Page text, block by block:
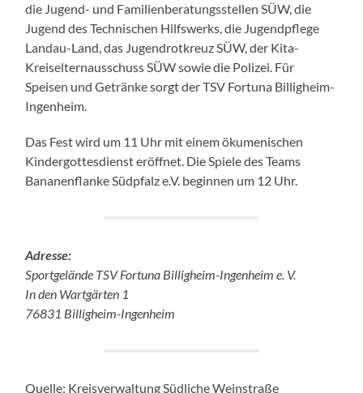
die Jugend- und Familienberatungsstellen SÜW, die
Jugend des Technischen Hilfswerks, die Jugendpflege
Landau-Land, das Jugendrotkreuz SÜW, der Kita-
Kreiselternausschuss SÜW sowie die Polizei. Für
Speisen und Getränke sorgt der TSV Fortuna Billigheim-
Ingenheim.
Das Fest wird um 11 Uhr mit einem ökumenischen
Kindergottesdienst eröffnet. Die Spiele des Teams
Bananenflanke Südpfalz e.V. beginnen um 12 Uhr.
Adresse:
Sportgelände TSV Fortuna Billigheim-Ingenheim e. V.
In den Wartgärten 1
76831 Billigheim-Ingenheim
Quelle: Kreisverwaltung Südliche Weinstraße